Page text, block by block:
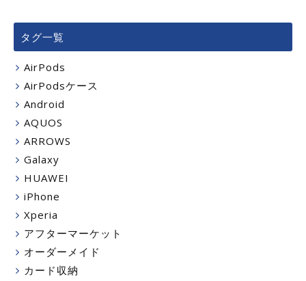
タグ一覧
AirPods
AirPodsケース
Android
AQUOS
ARROWS
Galaxy
HUAWEI
iPhone
Xperia
アフターマーケット
オーダーメイド
カード収納